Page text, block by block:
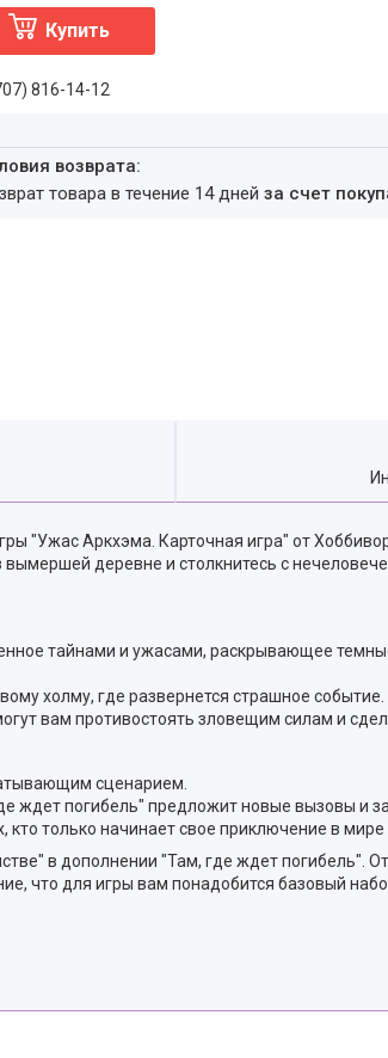
Купить
816-14-12
товара в течение 14 дней за счет
"Ужас Аркхэма. Карточная игра" от
деревне и столкнитесь с
тайнами и ужасами, раскрывающее
холму, где развернется страшное событие.
вам противостоять зловещим силам и
сценарием.
ждет погибель" предложит новые вызовы и
только начинает свое приключение в мире
в дополнении "Там, где ждет погибель".
для игры вам понадобится базовый